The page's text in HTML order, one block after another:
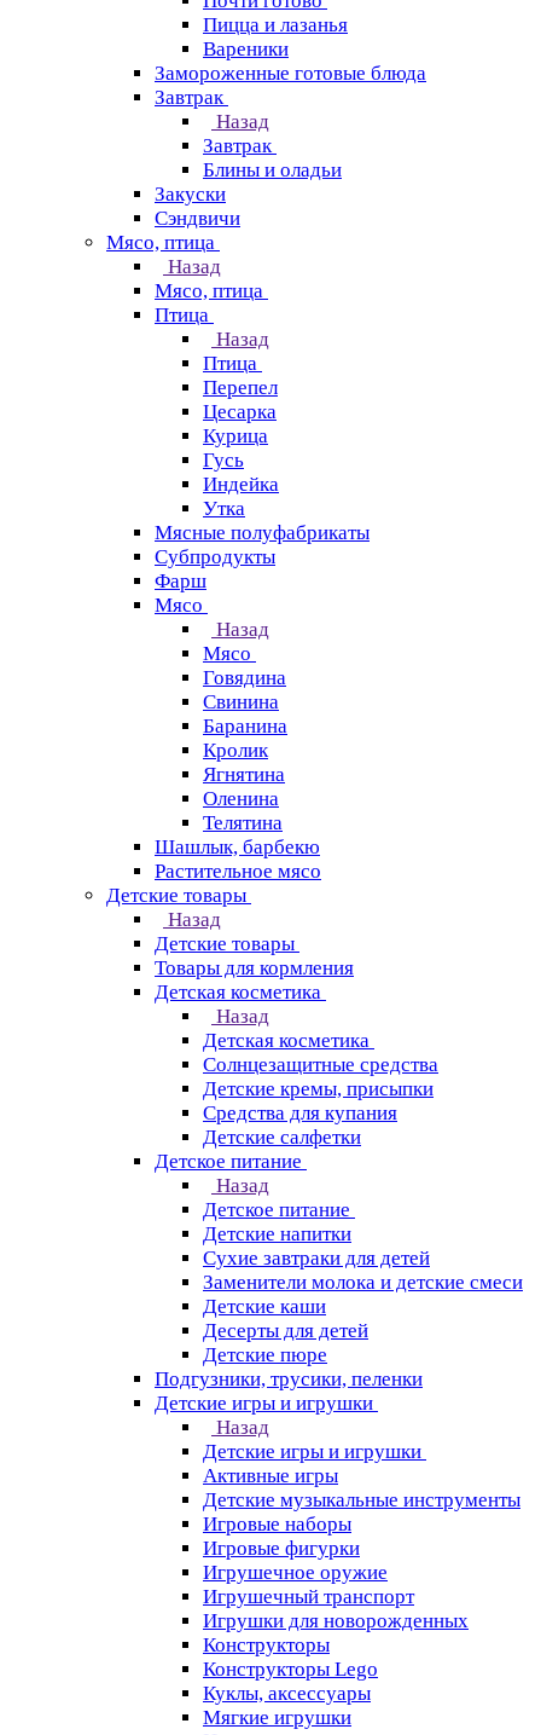
Пицца и лазанья
Вареники
Замороженные готовые блюда
Завтрак
Назад
Завтрак
Блины и оладьи
Закуски
Сэндвичи
Мясо, птица
Назад
Мясо, птица
Птица
Назад
Птица
Перепел
Цесарка
Курица
Гусь
Индейка
Утка
Мясные полуфабрикаты
Субпродукты
Фарш
Мясо
Назад
Мясо
Говядина
Свинина
Баранина
Кролик
Ягнятина
Оленина
Телятина
Шашлык, барбекю
Растительное мясо
Детские товары
Назад
Детские товары
Товары для кормления
Детская косметика
Назад
Детская косметика
Солнцезащитные средства
Детские кремы, присыпки
Средства для купания
Детские салфетки
Детское питание
Назад
Детское питание
Детские напитки
Сухие завтраки для детей
Заменители молока и детские смеси
Детские каши
Десерты для детей
Детские пюре
Подгузники, трусики, пеленки
Детские игры и игрушки
Назад
Детские игры и игрушки
Активные игры
Детские музыкальные инструменты
Игровые наборы
Игровые фигурки
Игрушечное оружие
Игрушечный транспорт
Игрушки для новорожденных
Конструкторы
Конструкторы Lego
Куклы, аксессуары
Мягкие игрушки